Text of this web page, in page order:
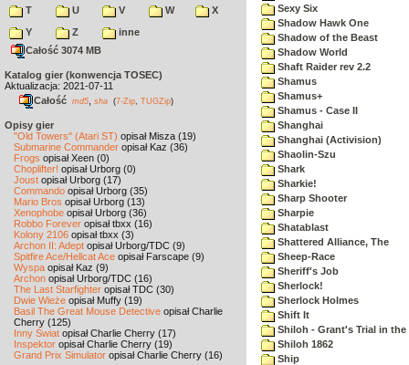
T
U V W
X
Y
Z
inne
Całość 3074 MB
Katalog gier (konwencja TOSEC)
Aktualizacja: 2021-07-11
Całość md5 sha (7-Zip TUGZip)
Opisy gier
"Old Towers" (Atari ST) opisał Misza (19)
Submarine Commander opisał Kaz (36)
Frogs opisał Xeen (0)
Choplifter! opisał Urborg (0)
Joust opisał Urborg (17)
Commando opisał Urborg (35)
Mario Bros opisał Urborg (13)
Xenophobe opisał Urborg (36)
Robbo Forever opisał tbxx (16)
Kolony 2106 opisał tbxx (3)
Archon II: Adept opisał Urborg/TDC (9)
Spitfire Ace/Hellcat Ace opisał Farscape (9)
Wyspa opisał Kaz (9)
Archon opisał Urborg/TDC (16)
The Last Starfighter opisał TDC (30)
Dwie Wieże opisał Muffy (19)
Basil The Great Mouse Detective opisał Charlie
Cherry (125)
Inny Świat opisał Charlie Cherry (17)
Inspektor opisał Charlie Cherry (19)
Grand Prix Simulator opisał Charlie Cherry (16)
Sexy Six
Shadow Hawk One
Shadow of the Beast
Shadow World
Shaft Raider rev 2.2
Shamus
Shamus+
Shamus - Case II
Shanghai
Shanghai (Activision)
Shaolin-Szu
Shark
Sharkie!
Sharp Shooter
Sharpie
Shatablast
Shattered Alliance, The
Sheep-Race
Sheriff's Job
Sherlock!
Sherlock Holmes
Shift It
Shiloh - Grant's Trial in the
Shiloh 1862
Ship